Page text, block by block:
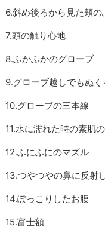
6.斜め後ろから見た頬の
7.頭の触り心地
8.ふかふかのグローブ
9.グローブ越しでもぬ
10.グローブの三本線
11.水に濡れた時の素肌
12.ふにふにのマズル
13.つやつやの鼻に反射
14.ぽっこりしたお腹
15.富士額